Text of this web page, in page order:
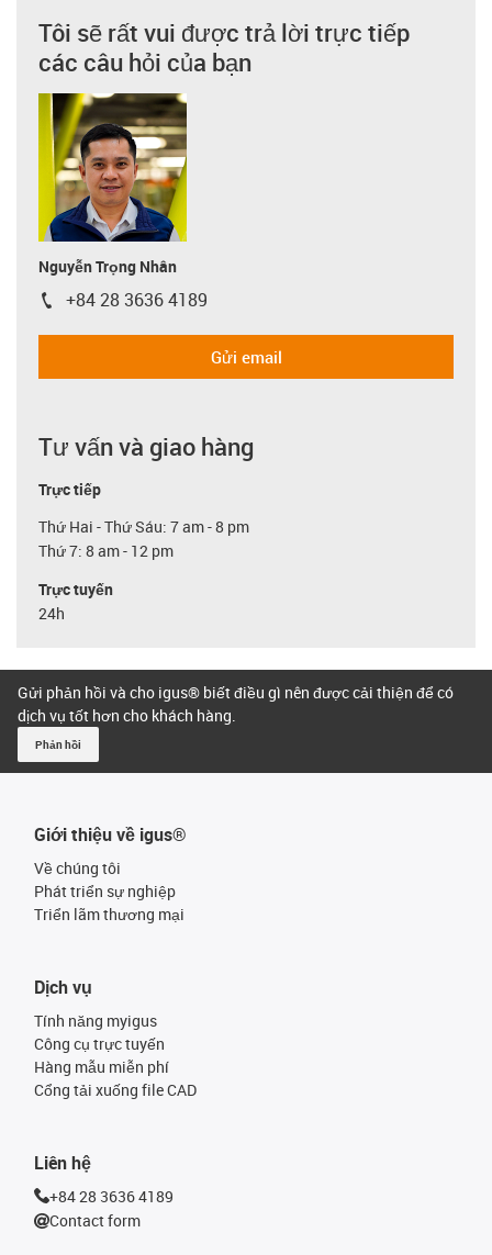
Tôi sẽ rất vui được trả lời trực tiếp
các câu hỏi của bạn
Nguyễn Trọng Nhân
igus-icon-phone
+84 28 3636 4189
Gửi email
Tư vấn và giao hàng
Trực tiếp
Thứ Hai - Thứ Sáu: 7 am - 8 pm
Thứ 7: 8 am - 12 pm
Trực tuyến
24h
Gửi phản hồi và cho igus® biết điều gì nên được cải thiện để có
dịch vụ tốt hơn cho khách hàng.
Phản hồi
Giới thiệu về igus®
Về chúng tôi
Phát triển sự nghiệp
Triển lãm thương mại
Dịch vụ
Tính năng myigus
Công cụ trực tuyến
Hàng mẫu miễn phí
Cổng tải xuống file CAD
Liên hệ
+84 28 3636 4189
Contact form